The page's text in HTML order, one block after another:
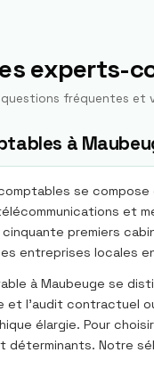
experts-
fréquentes et
à
se
et
premiers
entreprises locales
à Maubeuge se
et l'audit contractuel
élargie. Pour
Notre